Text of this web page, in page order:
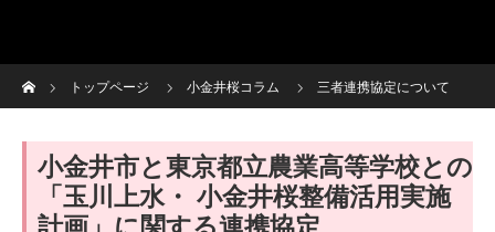
トップページ
小金井桜コラム 三者連携協定について
小金井市と東京都立農業高等学校との
「玉川上水・ 小金井桜整備活用実施